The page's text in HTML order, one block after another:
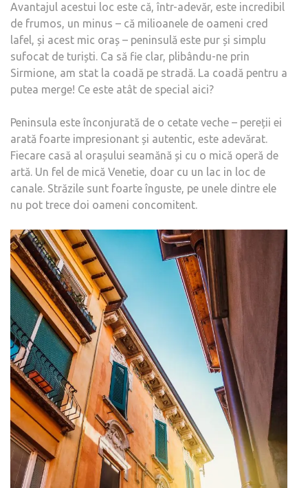
Avantajul acestui loc este că, într-adevăr, este incredibil
de frumos, un minus – că milioanele de oameni cred
lafel, și acest mic oraș – peninsulă este pur și simplu
sufocat de turiști. Ca să fie clar, plibându-ne prin
Sirmione, am stat la coadă pe stradă. La coadă pentru a
putea merge! Ce este atât de special aici?
Peninsula este înconjurată de o cetate veche – pereții ei
arată foarte impresionant și autentic, este adevărat.
Fiecare casă al orașului seamănă și cu o mică operă de
artă. Un fel de mică Venetie, doar cu un lac in loc de
canale. Străzile sunt foarte înguste, pe unele dintre ele
nu pot trece doi oameni concomitent.